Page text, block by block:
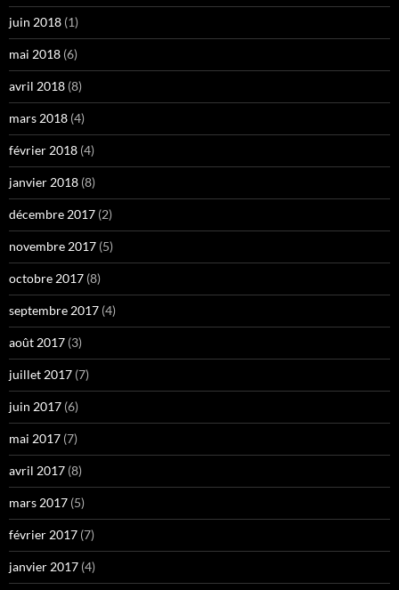
juin 2018 (1)
mai 2018 (6)
avril 2018 (8)
mars 2018 (4)
février 2018 (4)
janvier 2018 (8)
décembre 2017 (2)
novembre 2017 (5)
octobre 2017 (8)
septembre 2017 (4)
août 2017 (3)
juillet 2017 (7)
juin 2017 (6)
mai 2017 (7)
avril 2017 (8)
mars 2017 (5)
février 2017 (7)
janvier 2017 (4)